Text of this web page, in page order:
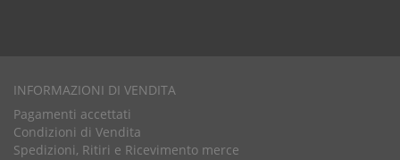
INFORMAZIONI DI VENDITA
Pagamenti accettati
Condizioni di Vendita
Spedizioni, Ritiri e Ricevimento merce